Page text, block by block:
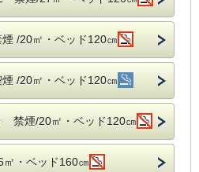
/20㎡・ベッド120㎝
/20㎡・ベッド120㎝
禁煙/20㎡・ベッド120㎝
・ベッド160㎝